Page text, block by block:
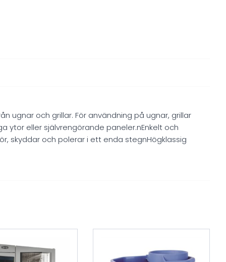
ugnar och grillar. För användning på ugnar, grillar
ytor eller självrengörande paneler.nEnkelt och
skyddar och polerar i ett enda stegnHögklassig